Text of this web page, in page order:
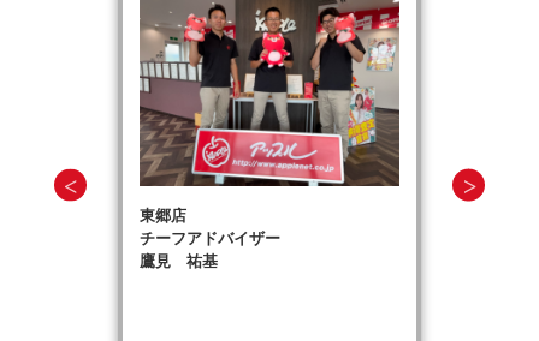
東郷店
チーフアドバイザー
鷹見 祐基